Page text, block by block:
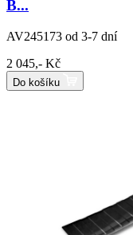
B...
AV245173 od 3-7 dní
2 045,- Kč
Do košíku